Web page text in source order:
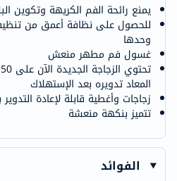
يمنع رائحة الفم الكريهة وتكوين
للحصول على نظافة أعمق من تنظيف
وحدها
غسول فم مطهر منعش
المعاد تدويره بعد الإستهلاك
زجاجات وأغطية قابلة لإعادة التدوير
تتميز بنكهة منعشة
الفوائد